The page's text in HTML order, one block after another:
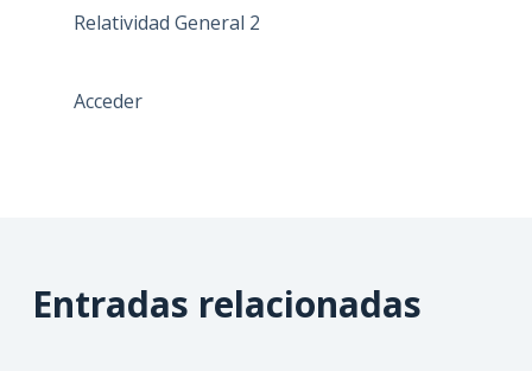
Relatividad General 2
Acceder
Entradas relacionadas